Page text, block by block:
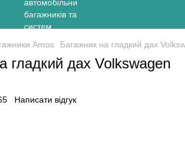
Amos Багажник на гладкий дах
гладкий дах Volkswagen
Написати відгук